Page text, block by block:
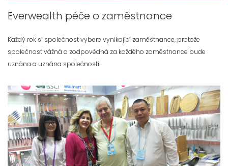
Everwealth péče o zaměstnance
Každý rok si společnost vybere vynikající zaměstnance, protože
společnost vážná a zodpovědná za každého zaměstnance bude
uznána a uznána společností.